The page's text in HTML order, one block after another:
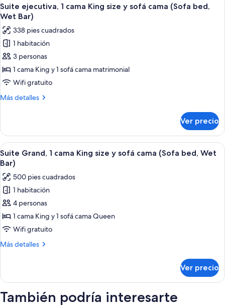
House,
2
Queen
Beds)
Queen
size
of
House,
2
Queen
Beds)
todas
las
fotos
de
Suite
ejecutiva,
1
cama
y
sofá
cama
(Sofa
bed,
Wet
Bar)
10
Suite ejecutiva, 1 cama King size y sofá cama (Sofa bed,
Wet Bar)
338 pies cuadrados
1 habitación
3 personas
1 cama King y 1 sofá cama matrimonial
Wifi gratuito
Más detalles
Más
ejecutiva,
cama
King
y
sofá
cama
(Sofa
bed,
Bar)
Ver precio
Abrir
todas
las
fotos
de
Suite
Grand,
1
cama
y
sofá
cama
Una habitación de hotel con una
10
Suite Grand, 1 cama King size y sofá cama (Sofa bed, Wet
Bar)
500 pies cuadrados
1 habitación
4 personas
1 cama King y 1 sofá cama Queen
Wifi gratuito
Más detalles
Más
Grand,
cama
Ver precio
También podría interesarte